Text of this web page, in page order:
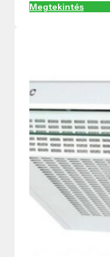
Megtekintés